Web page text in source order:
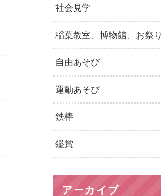
社会見学
稲葉教室、博物館、お祭り
自由あそび
運動あそび
鉄棒
鑑賞
アーカイブ